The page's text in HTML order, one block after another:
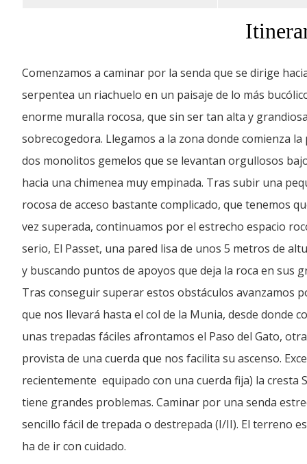
Comenzamos a caminar por la senda que se dirige
serpentea un riachuelo en un paisaje de lo más
enorme muralla rocosa, que sin ser tan alta y
sobrecogedora. Llegamos a la zona donde comienza
dos monolitos gemelos que se levantan orgullosos
hacia una chimenea muy empinada. Tras subir una
rocosa de acceso bastante complicado, que tenemos
vez superada, continuamos por el estrecho espacio
serio, El Passet, una pared lisa de unos 5 metros de
y buscando puntos de apoyos que deja la roca en sus
Tras conseguir superar estos obstáculos avanzamos
que nos llevará hasta el col de la Munia, desde donde
unas trepadas fáciles afrontamos el Paso del Gato,
provista de una cuerda que nos facilita su ascenso.
recientemente equipado con una cuerda fija) la cresta
tiene grandes problemas. Caminar por una senda
sencillo fácil de trepada o destrepada (I/II). El terreno
ha de ir con cuidado.